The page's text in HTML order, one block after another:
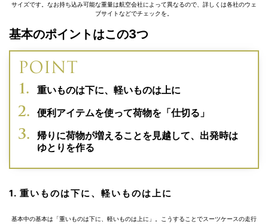
サイズです。なお持ち込み可能な重量は航空会社によって異なるので、詳しくは各社のウェ
ブサイトなどでチェックを。
基本のポイントはこの3つ
重いものは下に、軽いものは上に
便利アイテムを使って荷物を「仕切る」
帰りに荷物が増えることを見越して、出発時は
ゆとりを作る
1. 重いものは下に、軽いものは上に
基本中の基本は「重いものは下に、軽いものは上に」。こうすることでスーツケースの走行